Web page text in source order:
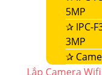
5MP
✰ IPC-
3MP
✰
Lắp Camera